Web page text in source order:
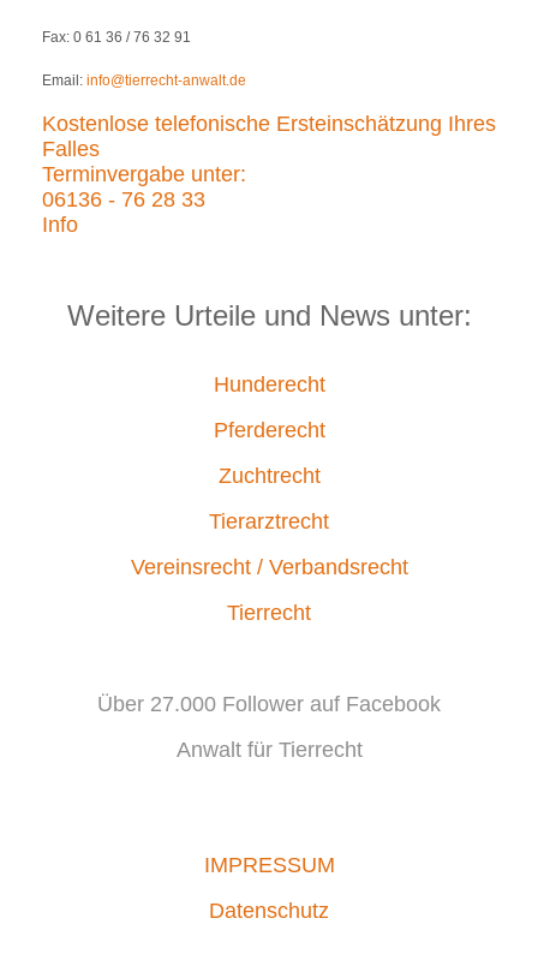
Fax: 0 61 36 / 76 32 91
Email: info@tierrecht-anwalt.de
Kostenlose telefonische Ersteinschätzung Ihres
Falles
Terminvergabe unter:
06136 - 76 28 33
Info
Weitere Urteile und News unter:
Hunderecht
Pferderecht
Zuchtrecht
Tierarztrecht
Vereinsrecht / Verbandsrecht
Tierrecht
Über 27.000 Follower auf Facebook
Anwalt für Tierrecht
IMPRESSUM
Datenschutz